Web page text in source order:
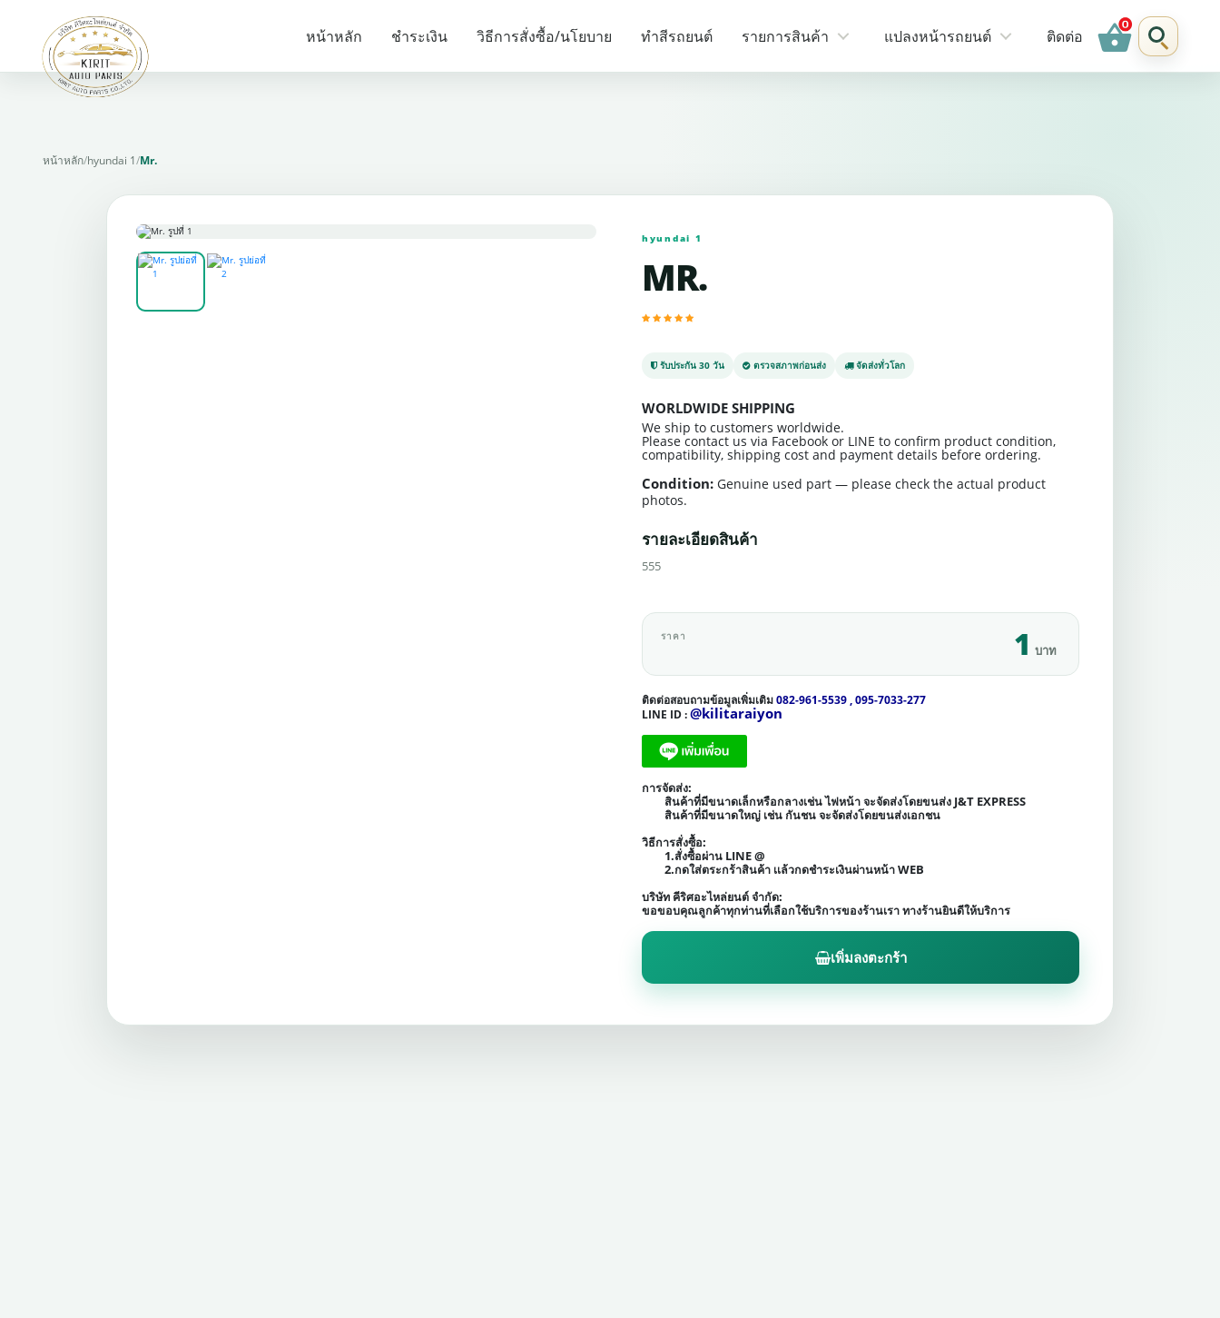
หน้าหลัก ชำระเงิน วิธีการสั่งซื้อ/นโยบาย ทำสีรถยนต์ รายการสินค้า แปลงหน้ารถยนต์ ติดต่อ shopping_basket
รายการแนะนำ
หน้าหลัก/hyundai 1/Mr.
hyundai 1
MR.
รับประกัน 30 วัน ตรวจสภาพก่อนส่ง จัดส่งทั่วโลก
WORLDWIDE SHIPPING
We ship to customers worldwide.
Please contact us via Facebook or LINE to confirm product condition,
compatibility, shipping cost and payment details before ordering.
Condition: Genuine used part — please check the actual product
photos.
รายละเอียดสินค้า
555
ราคา 1 บาท
ติดต่อสอบถามข้อมูลเพิ่มเติม082-961-5539 , 095-7033-277
LINE ID :@kilitaraiyon
การจัดส่ง:
สินค้าที่มีขนาดเล็กหรือกลางเช่น ไฟหน้า จะจัดส่งโดยขนส่ง J&T EXPRESS
สินค้าที่มีขนาดใหญ่ เช่น กันชน จะจัดส่งโดยขนส่งเอกชน
วิธีการสั่งซื้อ:
1.สั่งซื้อผ่าน LINE @
2.กดใส่ตระกร้าสินค้า เเล้วกดชำระเงินผ่านหน้า WEB
บริษัท คีริศอะไหล่ยนต์ จำกัด:
ขอขอบคุณลูกค้าทุกท่านที่เลือกใช้บริการของร้านเรา ทางร้านยินดีให้บริการ
เพิ่มลงตะกร้า